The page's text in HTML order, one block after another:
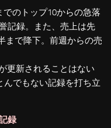
のトップ10からの急落
記録。また、売上は先
まで降下。前週からの売
更新されることはない
んでもない記録を打ち立
録